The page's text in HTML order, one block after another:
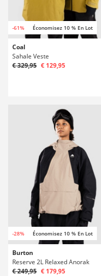
-61% Économisez 10 % En Lot
Coal
Sahale Veste
€ 329,95 € 129,95
-28% Économisez 10 % En Lot
Burton
Reserve 2L Relaxed Anorak
€ 249,95 € 179,95